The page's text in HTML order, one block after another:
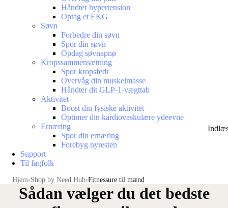
Håndter hypertension
Optag et EKG
Søvn
Forbedre din søvn
Spor din søvn
Opdag søvnapnø
Kropssammensætning
Spor kropsfedt
Overvåg din muskelmasse
Håndter dit GLP-1-vægttab
Aktivitet
Boost din fysiske aktivitet
Optimer din kardiovaskulære ydeevne
Ernæring
Spor din ernæring
Forebyg nyresten
Support
Til fagfolk
Hjem Shop by Need Hub Fitnessure til mænd
Sådan vælger du det bedste